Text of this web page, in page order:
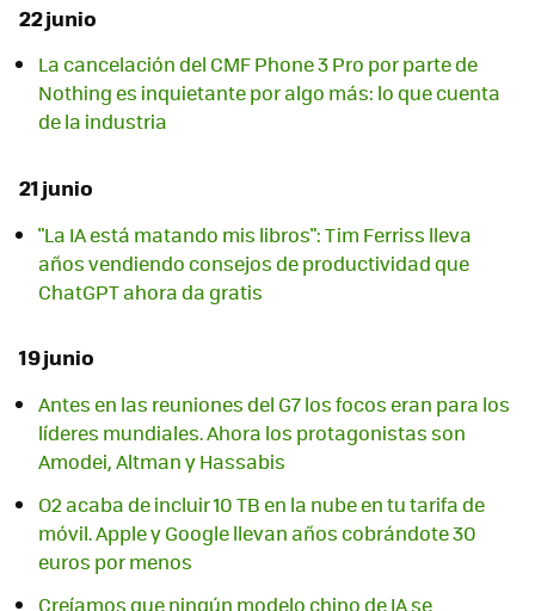
22 junio
La cancelación del CMF Phone 3 Pro por parte de
Nothing es inquietante por algo más: lo que cuenta
de la industria
21 junio
"La IA está matando mis libros": Tim Ferriss lleva
años vendiendo consejos de productividad que
ChatGPT ahora da gratis
19 junio
Antes en las reuniones del G7 los focos eran para los
líderes mundiales. Ahora los protagonistas son
Amodei, Altman y Hassabis
O2 acaba de incluir 10 TB en la nube en tu tarifa de
móvil. Apple y Google llevan años cobrándote 30
euros por menos
Creíamos que ningún modelo chino de IA se